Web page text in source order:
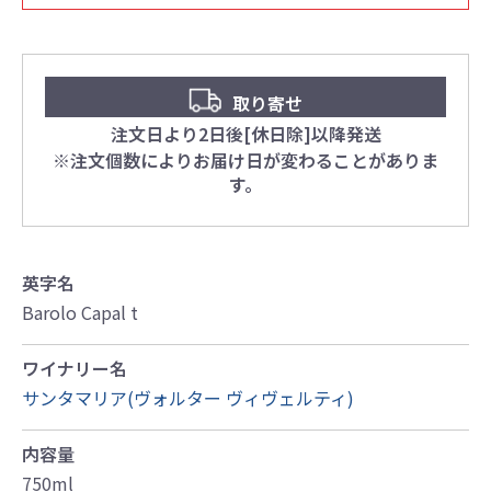
取り寄せ
注文日より2日後[休日除]以降発送
※注文個数によりお届け日が変わることがありま
す。
英字名
Barolo Capal t
ワイナリー名
サンタマリア(ヴォルター ヴィヴェルティ)
内容量
750ml